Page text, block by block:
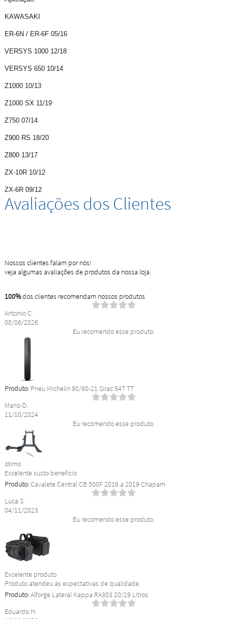
KAWASAKI
ER-6N / ER-6F 05/16
VERSYS 1000 12/18
VERSYS 650 10/14
Z1000 10/13
Z1000 SX 11/19
Z750 07/14
Z900 RS 18/20
Z800 13/17
ZX-10R 10/12
ZX-6R 09/12
Avaliações dos Clientes
Nossos clientes falam por nós!
veja algumas avaliações de produtos da nossa loja.
100%dos clientes recomendam nossos produtos
Antonio C.
08/06/2026
Eu recomendo esse produto.
Produto:Pneu Michelin 90/90-21 Sirac 54T TT
Mario O.
11/10/2024
Eu recomendo esse produto.
ótimo
Excelente custo benefício
Produto:Cavalete Central CB 500F 2016 a 2019 Chapam
Luca S.
04/11/2023
Eu recomendo esse produto.
Excelente produto
Produto atendeu às expectativas de qualidade.
Produto:Alforge Lateral Kappa RA303 20/29 Litros
Eduardo H.